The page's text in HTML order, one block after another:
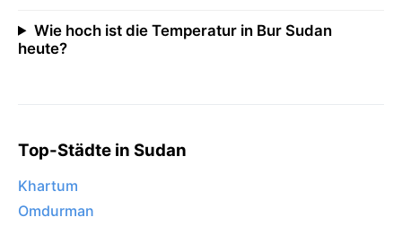
Wie hoch ist die Temperatur in Bur Sudan
heute?
Top-Städte in Sudan
Khartum
Omdurman